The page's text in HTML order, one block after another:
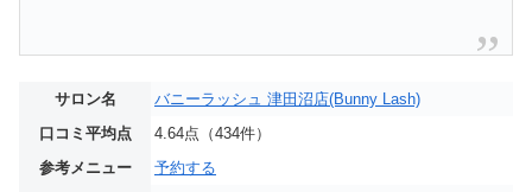
サロン名
バニーラッシュ 津田沼店(Bunny Lash)
口コミ平均点
4.64点（434件）
参考メニュー
予約する